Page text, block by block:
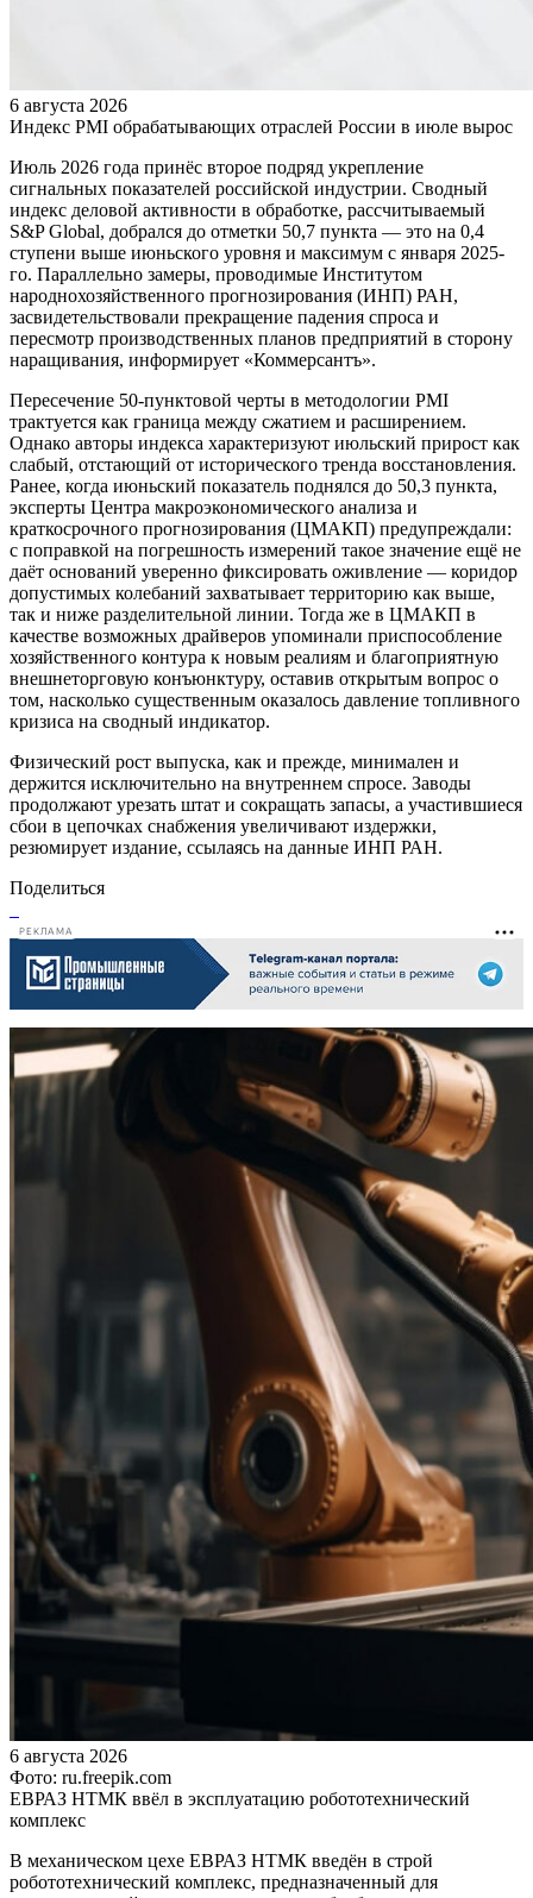
6 августа 2026
Индекс PMI обрабатывающих отраслей России в июле вырос
Июль 2026 года принёс второе подряд укрепление
сигнальных показателей российской индустрии. Сводный
индекс деловой активности в обработке, рассчитываемый
S&P Global, добрался до отметки 50,7 пункта — это на 0,4
ступени выше июньского уровня и максимум с января 2025-
го. Параллельно замеры, проводимые Институтом
народнохозяйственного прогнозирования (ИНП) РАН,
засвидетельствовали прекращение падения спроса и
пересмотр производственных планов предприятий в сторону
наращивания, информирует «Коммерсантъ».
Пересечение 50-пунктовой черты в методологии PMI
трактуется как граница между сжатием и расширением.
Однако авторы индекса характеризуют июльский прирост как
слабый, отстающий от исторического тренда восстановления.
Ранее, когда июньский показатель поднялся до 50,3 пункта,
эксперты Центра макроэкономического анализа и
краткосрочного прогнозирования (ЦМАКП) предупреждали:
с поправкой на погрешность измерений такое значение ещё не
даёт оснований уверенно фиксировать оживление — коридор
допустимых колебаний захватывает территорию как выше,
так и ниже разделительной линии. Тогда же в ЦМАКП в
качестве возможных драйверов упоминали приспособление
хозяйственного контура к новым реалиям и благоприятную
внешнеторговую конъюнктуру, оставив открытым вопрос о
том, насколько существенным оказалось давление топливного
кризиса на сводный индикатор.
Физический рост выпуска, как и прежде, минимален и
держится исключительно на внутреннем спросе. Заводы
продолжают урезать штат и сокращать запасы, а участившиеся
сбои в цепочках снабжения увеличивают издержки,
резюмирует издание, ссылаясь на данные ИНП РАН.
Поделиться
РЕКЛАМА
6 августа 2026
Фото: ru.freepik.com
ЕВРАЗ НТМК ввёл в эксплуатацию робототехнический
комплекс
В механическом цехе ЕВРАЗ НТМК введён в строй
робототехнический комплекс, предназначенный для